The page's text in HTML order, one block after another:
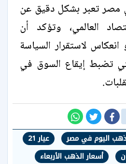
مصر تعبر بشكل دقيق عن
العالمي، وتؤكد أن
انعكاس لاستقرار السياسة
تضبط إيقاع السوق في
اليوم في مصر
عيار 21
أسعار الذهب الأربعاء